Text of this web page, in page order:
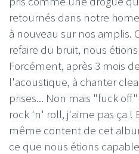
retournés dans notre
à nouveau sur nos amplis.
refaire du bruit, nous
Forcément, après 3 mois
l'acoustique, à chanter
prises... Non mais "fuck
rock 'n' roll, j'aime pas ça !
même content de cet
ce que nous étions